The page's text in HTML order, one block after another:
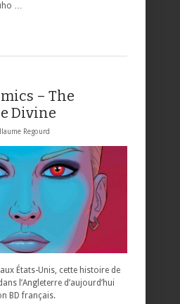
…
– The
Divine
Regourd
États-Unis, cette histoire de
l’Angleterre d’aujourd’hui
BD français.